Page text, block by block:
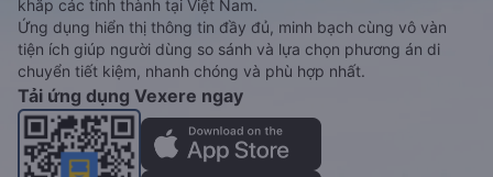
khắp các tỉnh thành tại Việt Nam.
Ứng dụng hiển thị thông tin đầy đủ, minh bạch cùng vô vàn
tiện ích giúp người dùng so sánh và lựa chọn phương án di
chuyển tiết kiệm, nhanh chóng và phù hợp nhất.
Tải ứng dụng Vexere ngay